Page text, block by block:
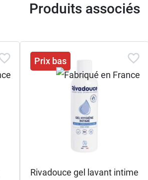
Produits associés
Prix bas
Rivadouce gel lavant intime